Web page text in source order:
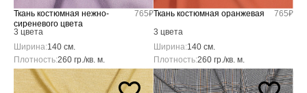
Ткань костюмная нежно-
сиреневого цвета
3 цвета
765₽
Ширина:140 см.
Плотность:260 гр./кв. м.
Ткань костюмная оранжевая
3 цвета
765₽
Ширина:140 см.
Плотность:260 гр./кв. м.